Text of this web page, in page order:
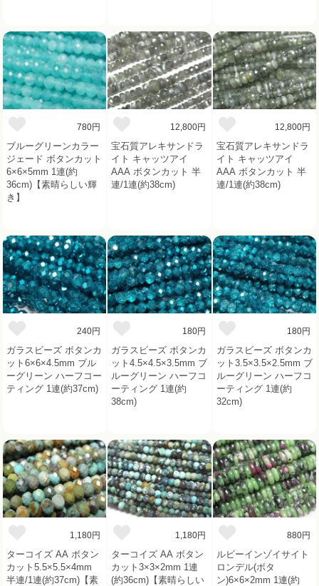
780円
ブルーグリーンカラー
ジェード ボタンカット
6×6×5mm 1連(約
36cm)【素晴らしい輝
き】
12,800円
宝石質アレキサンドラ
イト キャッツアイ
AAA ボタンカット 半
連/1連(約38cm)
12,800円
宝石質アレキサンドラ
イト キャッツアイ
AAA ボタンカット 半
連/1連(約38cm)
240円
ガラスビーズ ボタンカ
ット6×6×4.5mm ブル
ーグリーン ハーフコー
ティング 1連(約37cm)
180円
ガラスビーズ ボタンカ
ット4.5×4.5×3.5mm ブ
ルーグリーン ハーフコ
ーティング 1連(約
38cm)
180円
ガラスビーズ ボタンカ
ット3.5×3.5×2.5mm ブ
ルーグリーン ハーフコ
ーティング 1連(約
32cm)
1,180円
ターコイズ AA ボタン
カット5.5×5.5×4mm
半連/1連(約37cm)【素
1,180円
ターコイズ AA ボタン
カット3×3×2mm 1連
(約36cm)【素晴らしい
880円
ルビーインゾイサイト
ロンデル(ボタ
ン)6×6×2mm 1連(約